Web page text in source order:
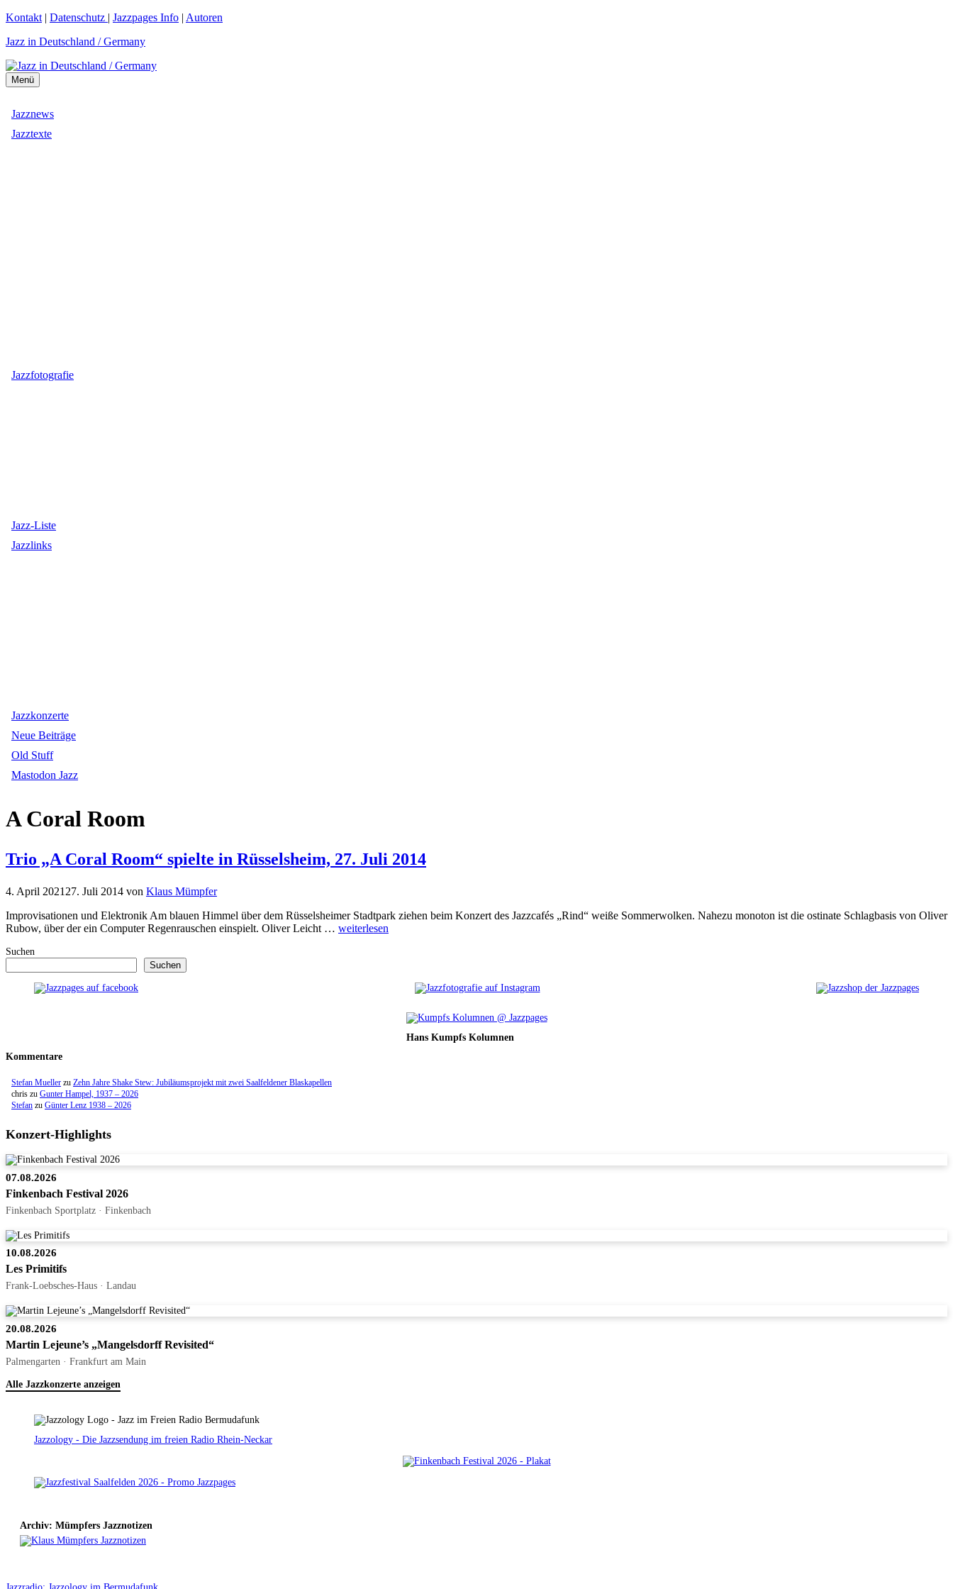
Zum
springen
Kontakt | Datenschutz | Jazzpages Info | Autoren
Jazz in Deutschland / Germany
Menü
Jazznews
Jazztexte
Jazzfotografie
Jazz-Liste
Jazzlinks
Jazzkonzerte
Neue Beiträge
Old Stuff
Mastodon Jazz
A Coral Room
Trio „A Coral Room“ spielte in Rüsselsheim, 27. Juli 2014
4. April 2021 27. Juli 2014 von Klaus Mümpfer
Improvisationen und Elektronik Am blauen Himmel über dem Rüsselsheimer Stadtpark ziehen beim Konzert des Jazzcafés „Rind“ weiße Sommerwolken. Nahezu monoton ist die ostinate Schlagbasis von Oliver
Rubow, über der ein Computer Regenrauschen einspielt. Oliver Leicht … weiterlesen
Suchen
Suchen
Hans Kumpfs Kolumnen
Kommentare
Stefan Mueller zu Zehn Jahre Shake Stew: Jubiläumsprojekt mit zwei Saalfeldener Blaskapellen
chris zu Gunter Hampel, 1937 – 2026
Stefan zu Günter Lenz 1938 – 2026
Konzert-Highlights
07.08.2026
Finkenbach Festival 2026
Finkenbach Sportplatz · Finkenbach
10.08.2026
Les Primitifs
Frank-Loebsches-Haus · Landau
20.08.2026
Martin Lejeune’s „Mangelsdorff Revisited“
Palmengarten · Frankfurt am Main
Alle Jazzkonzerte anzeigen
Jazzology - Die Jazzsendung im freien Radio Rhein-Neckar
Archiv: Mümpfers Jazznotizen